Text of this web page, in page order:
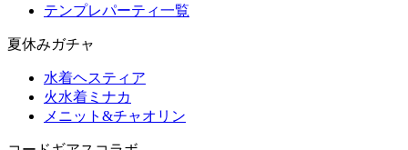
テンプレパーティ一覧
夏休みガチャ
水着ヘスティア
火水着ミナカ
メニット&チャオリン